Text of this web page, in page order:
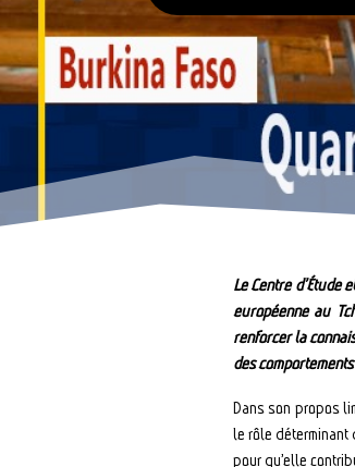
Le Centre d’Étude
européenne au
renforcer la
des
Dans son propos
le rôle déterminant
pour qu’elle